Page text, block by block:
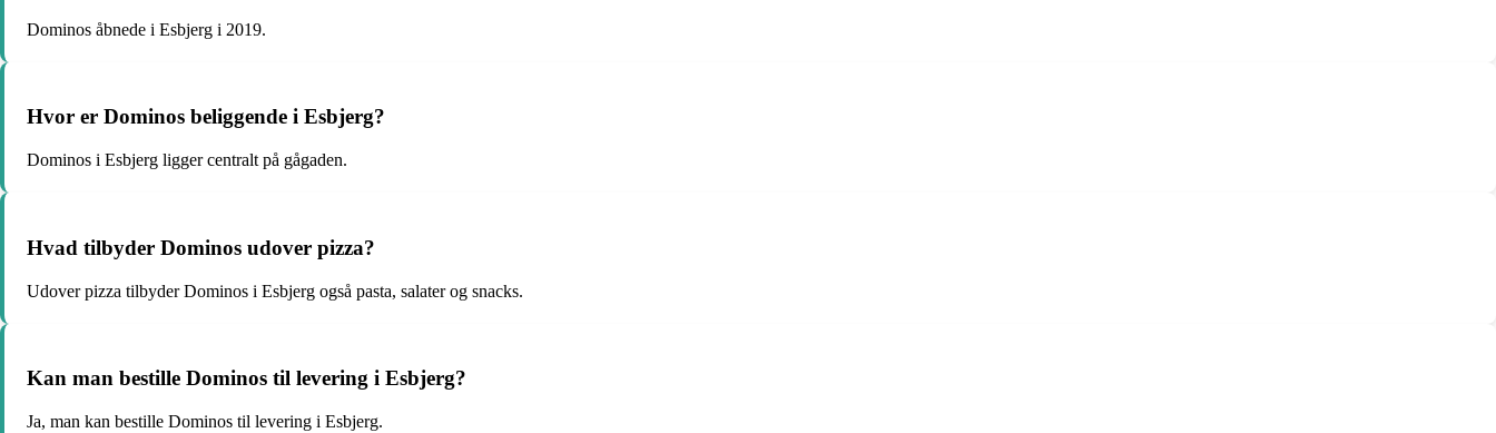
Dominos åbnede i Esbjerg i 2019.
Hvor er Dominos beliggende i Esbjerg?
Dominos i Esbjerg ligger centralt på gågaden.
Hvad tilbyder Dominos udover pizza?
Udover pizza tilbyder Dominos i Esbjerg også pasta, salater og snacks.
Kan man bestille Dominos til levering i Esbjerg?
Ja, man kan bestille Dominos til levering i Esbjerg.